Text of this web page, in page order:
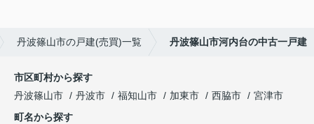
丹波篠山市の戸建(売買)一覧 丹波篠山市河内台の中古一戸建
市区町村から探す
丹波篠山市
丹波市 福知山市 加東市 西脇市
宮津市
町名から探す